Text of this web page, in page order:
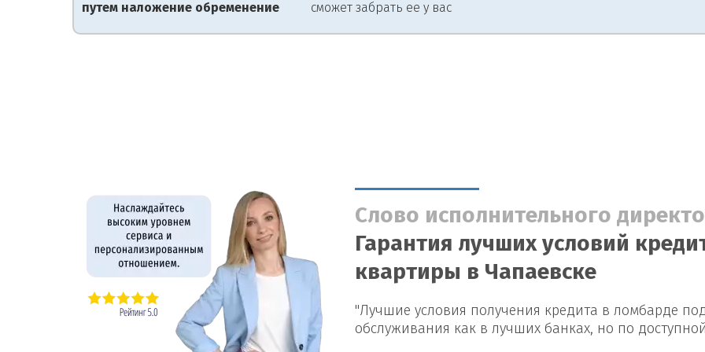
путем наложение обременение сможет забрать ее у вас
Слово исполнительного
Гарантия лучших условий
квартиры в Чапаевске
"Лучшие условия получения кредита в ломбарде
обслуживания как в лучших банках, но по